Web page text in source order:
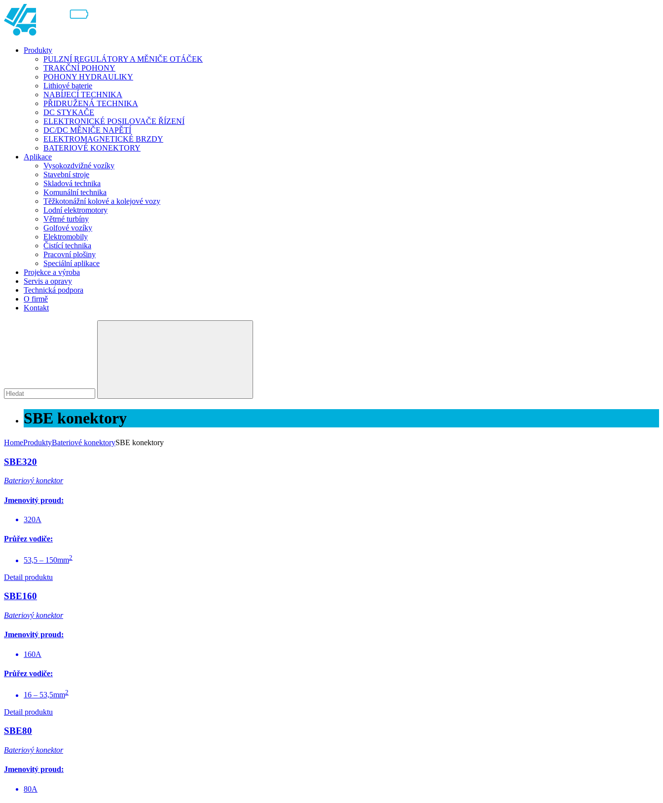
Produkty
PULZNÍ REGULÁTORY A MĚNIČE OTÁČEK
TRAKČNÍ POHONY
POHONY HYDRAULIKY
Lithiové baterie
NABÍJECÍ TECHNIKA
PŘIDRUŽENÁ TECHNIKA
DC STYKAČE
ELEKTRONICKÉ POSILOVAČE ŘÍZENÍ
DC/DC MĚNIČE NAPĚTÍ
ELEKTROMAGNETICKÉ BRZDY
BATERIOVÉ KONEKTORY
Aplikace
Vysokozdvižné vozíky
Stavební stroje
Skladová technika
Komunální technika
Těžkotonážní kolové a kolejové vozy
Lodní elektromotory
Větrné turbíny
Golfové vozíky
Elektromobily
Čistící technika
Pracovní plošiny
Speciální aplikace
Projekce a výroba
Servis a opravy
Technická podpora
O firmě
Kontakt
SBE konektory
HomeProduktyBateriové konektorySBE konektory
SBE320
Bateriový konektor
Jmenovitý proud:
320A
Průřez vodiče:
53,5 – 150mm2
Detail produktu
SBE160
Bateriový konektor
Jmenovitý proud:
160A
Průřez vodiče:
16 – 53,5mm2
Detail produktu
SBE80
Bateriový konektor
Jmenovitý proud:
80A